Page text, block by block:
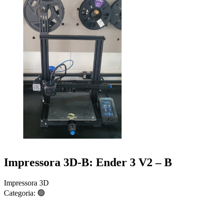
Impressora 3D-B: Ender 3 V2 – B
Impressora 3D
Categoria: 🟢